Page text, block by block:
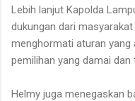
Lebih lanjut Kapolda
dukungan dari
menghormati aturan
pemilihan yang damai dan
Helmy juga menegaskan